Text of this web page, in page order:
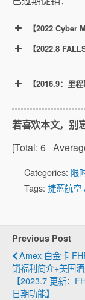
【2022 Cyber
单程
【2022.8
活动页面
【2016.9：里
若喜欢本文，别
[Total: 6
Categories: 限
Tags: 捷蓝航空
Previous Post
Amex 白金卡
销福利简介+美国
【2023.7 更新：
日期功能】